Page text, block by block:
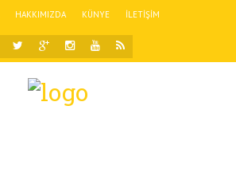
HAKKIMIZDA KÜNYE İLETIŞIM